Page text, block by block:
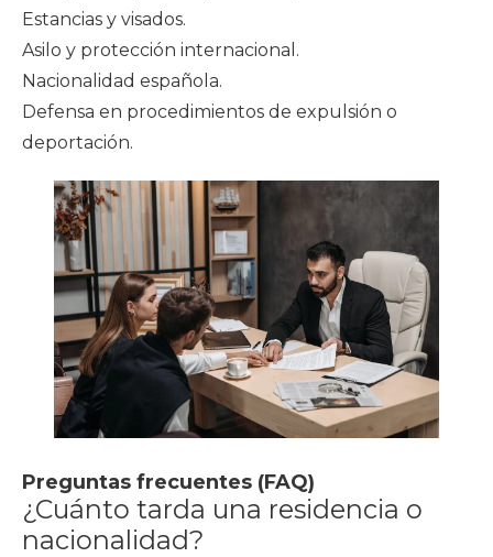
Estancias y visados.
Asilo y protección internacional.
Nacionalidad española.
Defensa en procedimientos de expulsión o
deportación.
Preguntas frecuentes (FAQ)
¿Cuánto tarda una residencia o
nacionalidad?